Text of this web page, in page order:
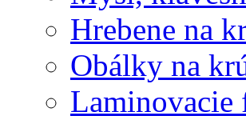
Hrebene na
Obálky na
Laminovacie